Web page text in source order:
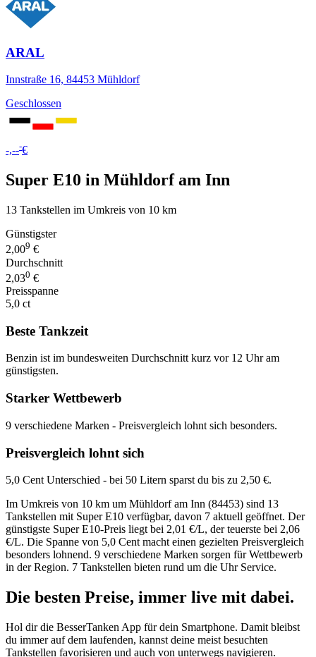
ARAL
Innstraße 16, 84453 Mühldorf
Geschlossen
-,---€
Super E10 in Mühldorf am Inn
13 Tankstellen im Umkreis von 10 km
Günstigster
2,009 €
Durchschnitt
2,030 €
Preisspanne
5,0 ct
Beste Tankzeit
Benzin ist im bundesweiten Durchschnitt kurz vor 12 Uhr am
günstigsten.
Starker Wettbewerb
9 verschiedene Marken - Preisvergleich lohnt sich besonders.
Preisvergleich lohnt sich
5,0 Cent Unterschied - bei 50 Litern sparst du bis zu 2,50 €.
Im Umkreis von 10 km um Mühldorf am Inn (84453) sind 13
Tankstellen mit Super E10 verfügbar, davon 7 aktuell geöffnet. Der
günstigste Super E10-Preis liegt bei 2,01 €/L, der teuerste bei 2,06
€/L. Die Spanne von 5,0 Cent macht einen gezielten Preisvergleich
besonders lohnend. 9 verschiedene Marken sorgen für Wettbewerb
in der Region. 7 Tankstellen bieten rund um die Uhr Service.
Die besten Preise, immer live mit dabei.
Hol dir die BesserTanken App für dein Smartphone. Damit bleibst
du immer auf dem laufenden, kannst deine meist besuchten
Tankstellen favorisieren und auch von unterwegs navigieren.